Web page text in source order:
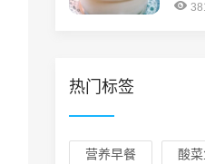
热门标签
营养早餐 酸